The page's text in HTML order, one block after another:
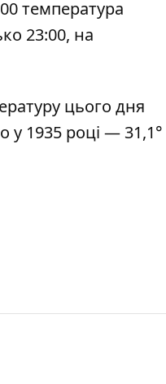
температура
23:00, на
цього дня
у 1935 році — 31,1°